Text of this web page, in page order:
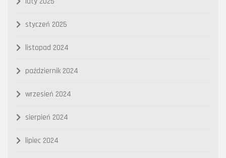
styczeń 2025
listopad 2024
październik 2024
wrzesień 2024
sierpień 2024
lipiec 2024